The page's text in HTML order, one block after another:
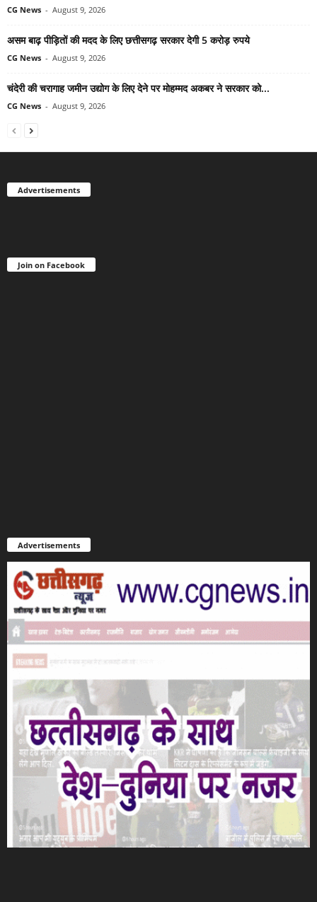
CG News - August 9, 2026
असम बाढ़ पीड़ितों की मदद के लिए छत्तीसगढ़ सरकार देगी 5 करोड़ रुपये
CG News - August 9, 2026
चंदेरी की चरागाह जमीन उद्योग के लिए देने पर मोहम्मद अकबर ने सरकार को...
CG News - August 9, 2026
Advertisements
Join on Facebook
Advertisements